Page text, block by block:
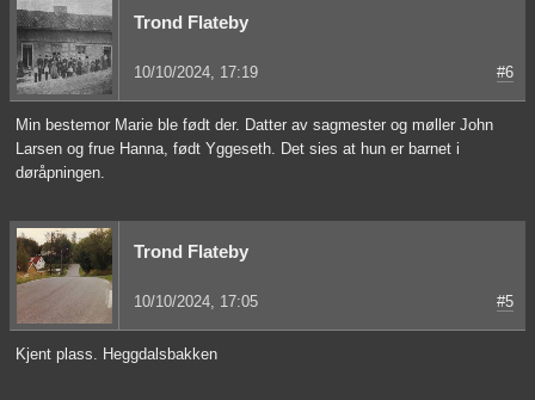
Trond Flateby
10/10/2024, 17:19 #6
Min bestemor Marie ble født der. Datter av sagmester og møller John
Larsen og frue Hanna, født Yggeseth. Det sies at hun er barnet i
døråpningen.
Trond Flateby
10/10/2024, 17:05 #5
Kjent plass. Heggdalsbakken